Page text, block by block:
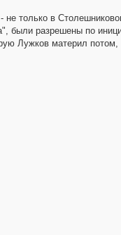
не только в
были разрешены по
Лужков материл потом,